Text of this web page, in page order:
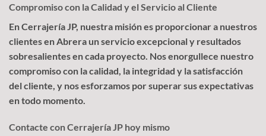
Compromiso con la Calidad y el Servicio al Cliente
En Cerrajería JP, nuestra misión es proporcionar a nuestros
clientes en Abrera un servicio excepcional y resultados
sobresalientes en cada proyecto. Nos enorgullece nuestro
compromiso con la calidad, la integridad y la satisfacción
del cliente, y nos esforzamos por superar sus expectativas
en todo momento.
Contacte con Cerrajería JP hoy mismo